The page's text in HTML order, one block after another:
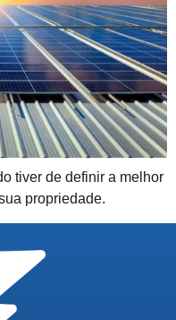
tiver de definir a melhor
propriedade.